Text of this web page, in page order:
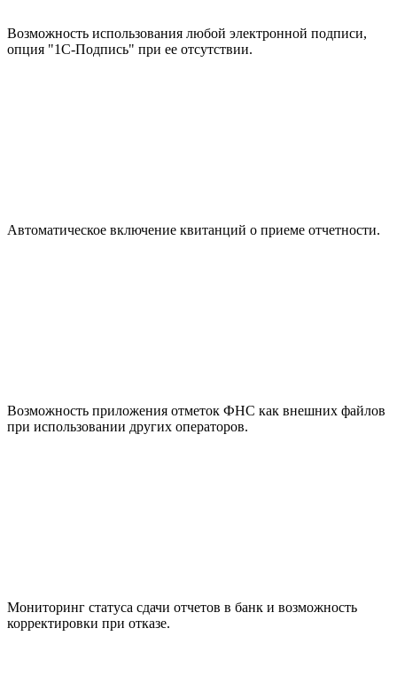
Возможность использования любой электронной подписи,
опция "1С-Подпись" при ее отсутствии.
Автоматическое включение квитанций о приеме отчетности.
Возможность приложения отметок ФНС как внешних файлов
при использовании других операторов.
Мониторинг статуса сдачи отчетов в банк и возможность
корректировки при отказе.